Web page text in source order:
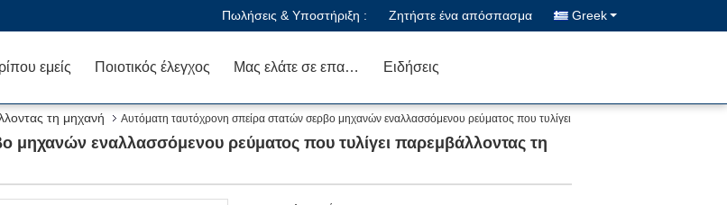
Πωλήσεις & Υποστήριξη : Ζητήστε ένα απόσπασμα Greek
εμείς Ποιοτικός έλεγχος Μας ελάτε σε επαφή με Ειδήσεις
τη μηχανή
Αυτόματη ταυτόχρονη σπείρα στατών σερβο μηχανών εναλλασσόμενου ρεύματος που τυλίγει
μηχανών εναλλασσόμενου ρεύματος που τυλίγει παρεμβάλλοντας τη